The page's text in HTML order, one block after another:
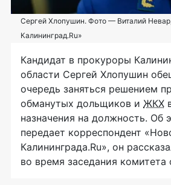
Сергей Хлопушин. Фото — Виталий
Калининград.Ru»
Кандидат в прокуроры
области Сергей Хлопушин
очередь заняться решением
обманутых дольщиков и ЖКХ
назначения на должность. Об
передает корреспондент
Калининграда.Ru», он
во время заседания комитета